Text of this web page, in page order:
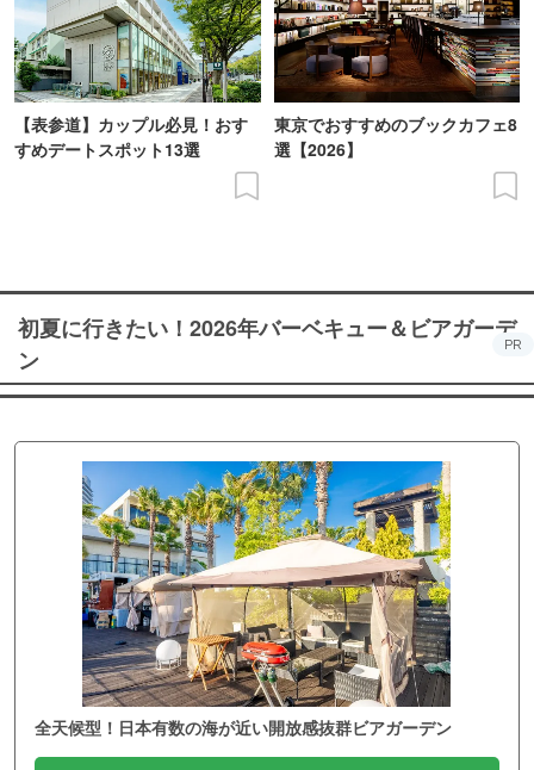
【表参道】カップル必見！おす
すめデートスポット13選
東京でおすすめのブックカフェ8
選【2026】
初夏に行きたい！2026年バーベキュー＆ビアガーデ
ン
PR
全天候型！日本有数の海が近い開放感抜群ビアガーデン